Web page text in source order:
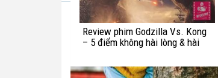
Review phim Godzilla Vs. Kong
– 5 điểm không hài lòng & hài